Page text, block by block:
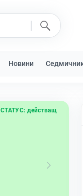
Новини
СТАТУС: действащ